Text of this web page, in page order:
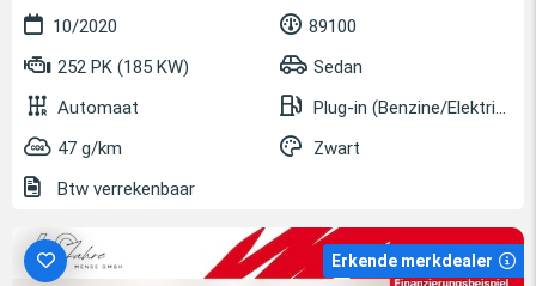
10/2020
89100
252 PK (185 KW)
Sedan
Automaat
Plug-in (Benzine/Elektrisch)
47 g/km
Zwart
Btw verrekenbaar
Erkende merkdealer